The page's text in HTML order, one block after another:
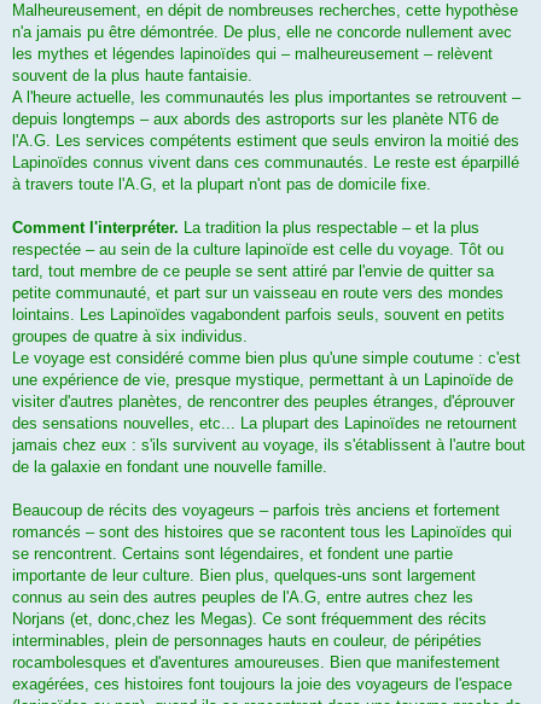
Malheureusement, en dépit de nombreuses recherches, cette hypothèse
n'a jamais pu être démontrée. De plus, elle ne concorde nullement avec
les mythes et légendes lapinoïdes qui – malheureusement – relèvent
souvent de la plus haute fantaisie.
A l'heure actuelle, les communautés les plus importantes se retrouvent –
depuis longtemps – aux abords des astroports sur les planète NT6 de
l'A.G. Les services compétents estiment que seuls environ la moitié des
Lapinoïdes connus vivent dans ces communautés. Le reste est éparpillé
à travers toute l'A.G, et la plupart n'ont pas de domicile fixe.
Comment l'interpréter. La tradition la plus respectable – et la plus
respectée – au sein de la culture lapinoïde est celle du voyage. Tôt ou
tard, tout membre de ce peuple se sent attiré par l'envie de quitter sa
petite communauté, et part sur un vaisseau en route vers des mondes
lointains. Les Lapinoïdes vagabondent parfois seuls, souvent en petits
groupes de quatre à six individus.
Le voyage est considéré comme bien plus qu'une simple coutume : c'est
une expérience de vie, presque mystique, permettant à un Lapinoïde de
visiter d'autres planètes, de rencontrer des peuples étranges, d'éprouver
des sensations nouvelles, etc... La plupart des Lapinoïdes ne retournent
jamais chez eux : s'ils survivent au voyage, ils s'établissent à l'autre bout
de la galaxie en fondant une nouvelle famille.
Beaucoup de récits des voyageurs – parfois très anciens et fortement
romancés – sont des histoires que se racontent tous les Lapinoïdes qui
se rencontrent. Certains sont légendaires, et fondent une partie
importante de leur culture. Bien plus, quelques-uns sont largement
connus au sein des autres peuples de l'A.G, entre autres chez les
Norjans (et, donc,chez les Megas). Ce sont fréquemment des récits
interminables, plein de personnages hauts en couleur, de péripéties
rocambolesques et d'aventures amoureuses. Bien que manifestement
exagérées, ces histoires font toujours la joie des voyageurs de l'espace